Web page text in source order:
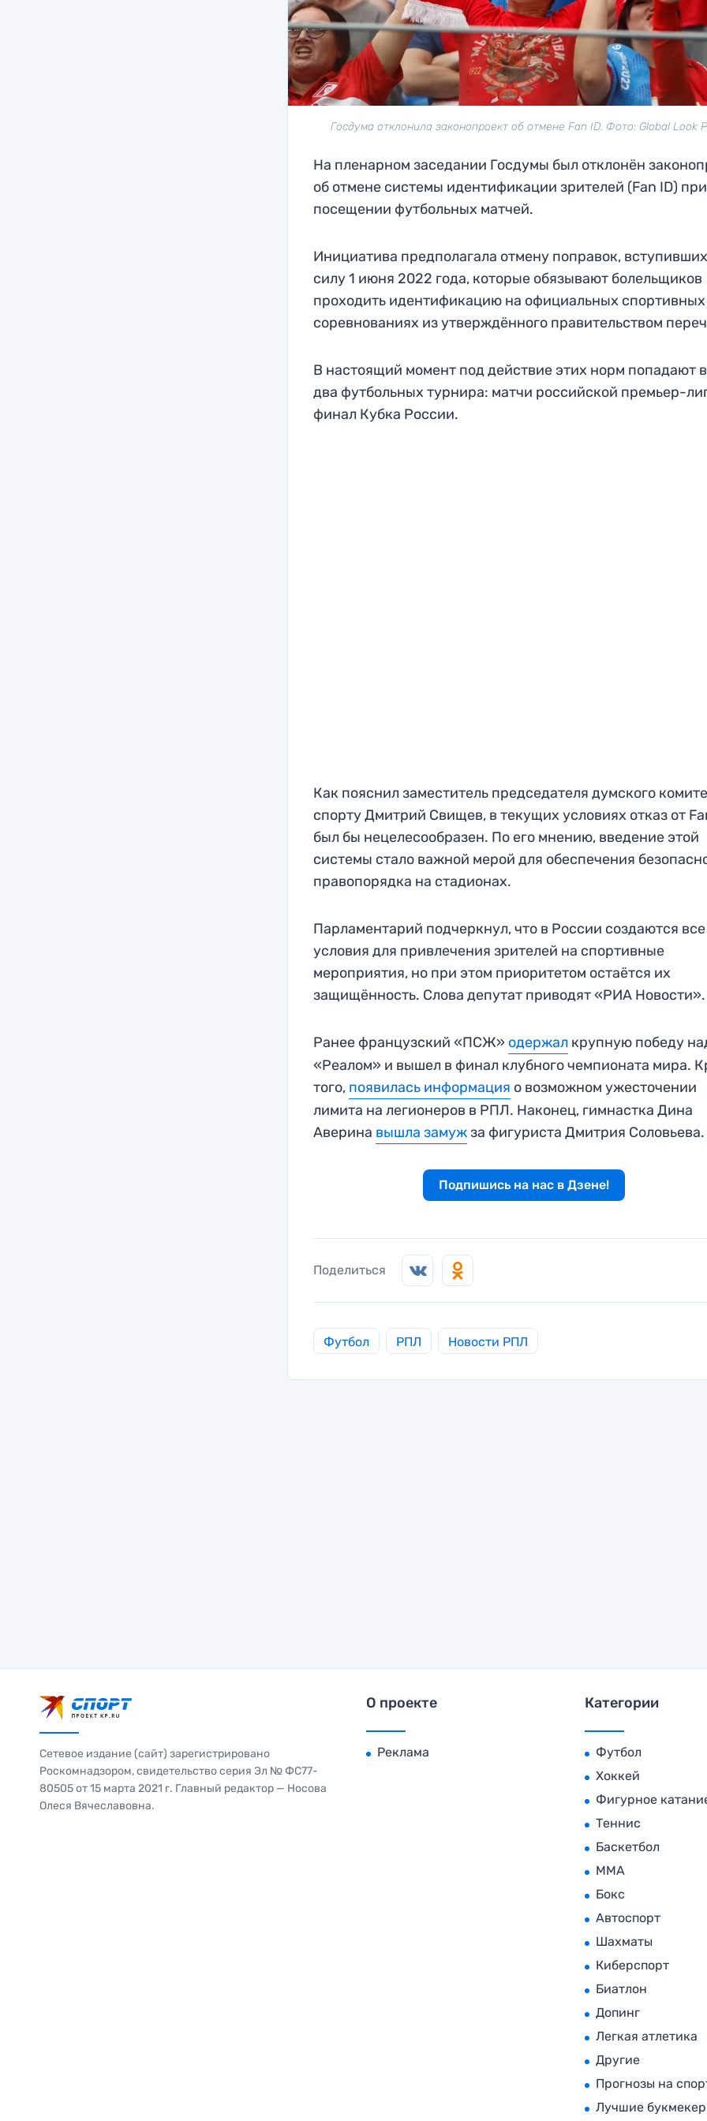
Госдума отклонила законопроект об отмене Fan ID. Фото: Global Look
На пленарном заседании Госдумы был отклонён
об отмене системы идентификации зрителей (Fan ID) при
посещении футбольных матчей.
Инициатива предполагала отмену поправок,
силу 1 июня 2022 года, которые обязывают болельщиков
проходить идентификацию на официальных спортивных
соревнованиях из утверждённого правительством
В настоящий момент под действие этих норм попадают
два футбольных турнира: матчи российской премьер-
финал Кубка России.
Как пояснил заместитель председателя думского
спорту Дмитрий Свищев, в текущих условиях отказ от
был бы нецелесообразен. По его мнению, введение этой
системы стало важной мерой для обеспечения
правопорядка на стадионах.
Парламентарий подчеркнул, что в России создаются все
условия для привлечения зрителей на спортивные
мероприятия, но при этом приоритетом остаётся их
защищённость. Слова депутат приводят «РИА Новости».
Ранее французский «ПСЖ» одержал крупную победу
«Реалом» и вышел в финал клубного чемпионата мира.
того, появилась информация о возможном ужесточении
лимита на легионеров в РПЛ. Наконец, гимнастка Дина
Аверина вышла замужза фигуриста Дмитрия Соловьева.
Подпишись на нас в Дзене!
Поделиться
Футбол РПЛ Новости РПЛ
Сетевое издание (сайт) зарегистрировано
Роскомнадзором, свидетельство серия Эл № ФС77-
80505 от 15 марта 2021 г. Главный редактор — Носова
Олеся Вячеславовна.
О проекте
Реклама
Категории
Футбол
Хоккей
Фигурное
Теннис
Баскетбол
MMA
Бокс
Автоспорт
Шахматы
Киберспорт
Биатлон
Допинг
Легкая атлетика
Другие
Прогнозы на
Лучшие